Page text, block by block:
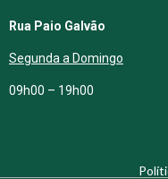
Rua Paio Galvão
Segunda a Domingo
09h00 – 19h00